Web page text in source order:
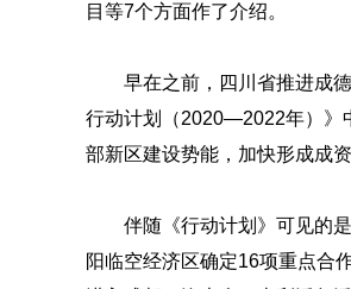
目等7个方面作了介绍。
早在之前，四川省推进成
行动计划（2020—2022年）》
部新区建设势能，加快形成成
伴随《行动计划》可见的
阳临空经济区确定16项重点合